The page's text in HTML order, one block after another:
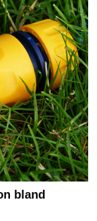
bland